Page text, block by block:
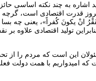
به چند نکته اساسی
قدرت اقتصادی است، گرچه
یکونَ کُفراً»، یعنی چه‌ بسا
تولید اقتصادی علاوه
این است که مردم را از
امیدواریم با همت دولت